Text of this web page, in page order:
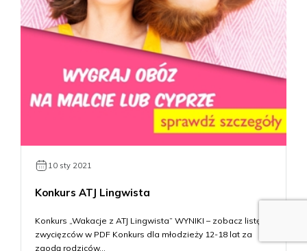
10 sty 2021
Konkurs ATJ Lingwista
Konkurs „Wakacje z ATJ Lingwista” WYNIKI – zobacz listę
zwycięzców w PDF Konkurs dla młodzieży 12-18 lat za
zgodą rodziców…